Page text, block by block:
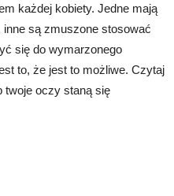
każdej kobiety. Jedne mają
są zmuszone stosować
się do wymarzonego
to, że jest to możliwe. Czytaj
twoje oczy staną się